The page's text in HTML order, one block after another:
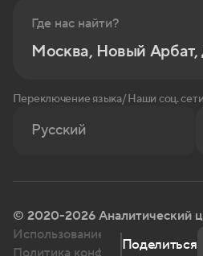
Поделиться
Где нас найти?
Москва, Новый Арбат,
Переключение языка/ Наши соц.
Русский
© 2020-2026 Аналитический
Использование информации с